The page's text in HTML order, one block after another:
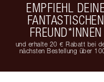
EMPFIEHL
FANTASTISCHEN
FREUND*INNEN
und erhalte 20 € Rabatt bei
nächsten Bestellung über